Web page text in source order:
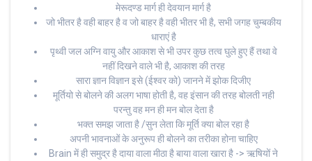
मेरूदण्ड मार्ग ही देवयान मार्ग है
जो भीतर है वही बाहर है व जो बाहर है वही भीतर भी है, सभी जगह चुम्बकीय
धाराएं है
पृथ्वी जल अग्नि वायु और आकाश से भी उपर कुछ तत्व घुले हुए हैं तथा वे
नहीं दिखने वाले भी है, आकाश की तरह
सारा ज्ञान विज्ञान इसे (ईश्वर को) जानने में झोक दिजीए
मूर्तियो से बोलने की अलग भाषा होती है, वह इंसान की तरह बोलती नही
परन्तु वह मन ही मन बोल देता है
भक्त समझ जाता है /सुन लेता कि मूर्ति क्या बोल रहा है
अपनी भावनाओं के अनुरूप ही बोलने का तरीका होना चाहिए
Brain में ही समुद्र है दाया वाला मीठा है बाया वाला खारा है -> ऋषियों ने